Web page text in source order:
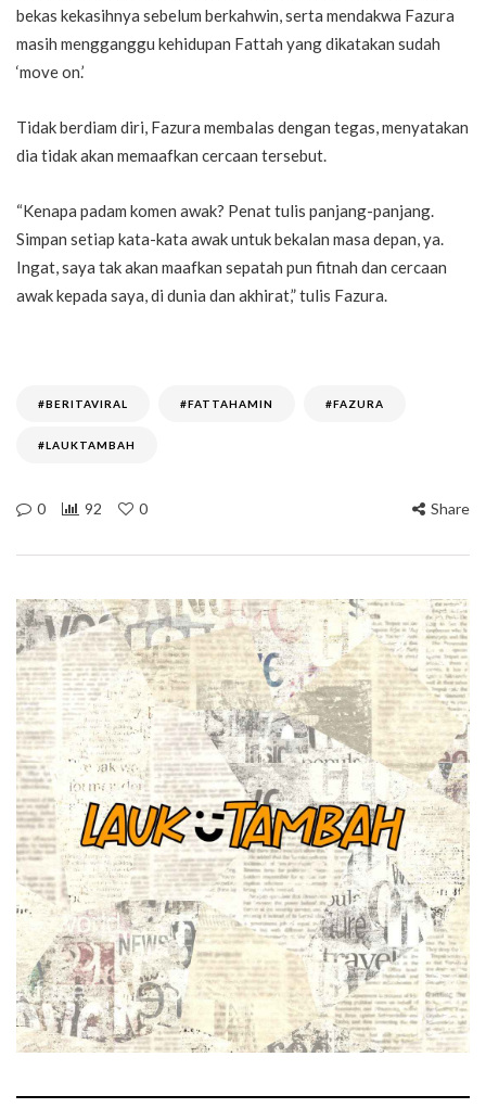
bekas kekasihnya sebelum berkahwin, serta mendakwa Fazura
masih mengganggu kehidupan Fattah yang dikatakan sudah
‘move on.’
Tidak berdiam diri, Fazura membalas dengan tegas, menyatakan
dia tidak akan memaafkan cercaan tersebut.
“Kenapa padam komen awak? Penat tulis panjang-panjang.
Simpan setiap kata-kata awak untuk bekalan masa depan, ya.
Ingat, saya tak akan maafkan sepatah pun fitnah dan cercaan
awak kepada saya, di dunia dan akhirat,” tulis Fazura.
#BERITAVIRAL #FATTAHAMIN #FAZURA
#LAUKTAMBAH
0 92 0 Share